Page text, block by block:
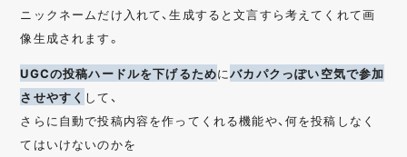
ニックネームだけ入れて、生成すると文言すら考えてくれて画
像生成されます。
UGCの投稿ハードルを下げるためにバカパクっぽい空気で参加
させやすく して、
さらに自動で投稿内容を作ってくれる機能や、何を投稿しなく
てはいけないのかを